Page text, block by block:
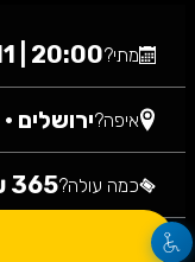
מתי?20:00 | 01.11
איפה?ירושלים •
כמה עולה?365 ₪ - 204 ₪